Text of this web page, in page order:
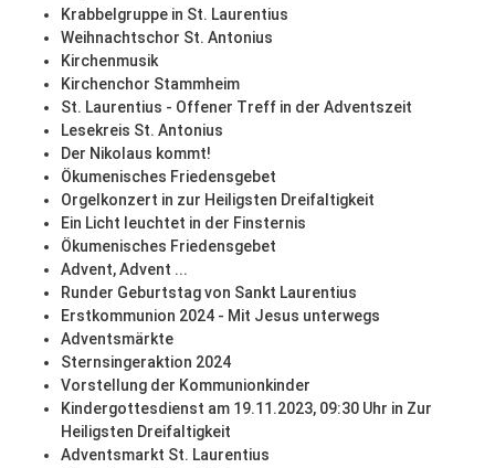
Krabbelgruppe in St. Laurentius
Weihnachtschor St. Antonius
Kirchenmusik
Kirchenchor Stammheim
St. Laurentius - Offener Treff in der Adventszeit
Lesekreis St. Antonius
Der Nikolaus kommt!
Ökumenisches Friedensgebet
Orgelkonzert in zur Heiligsten Dreifaltigkeit
Ein Licht leuchtet in der Finsternis
Ökumenisches Friedensgebet
Advent, Advent ...
Runder Geburtstag von Sankt Laurentius
Erstkommunion 2024 - Mit Jesus unterwegs
Adventsmärkte
Sternsingeraktion 2024
Vorstellung der Kommunionkinder
Kindergottesdienst am 19.11.2023, 09:30 Uhr in Zur
Heiligsten Dreifaltigkeit
Adventsmarkt St. Laurentius